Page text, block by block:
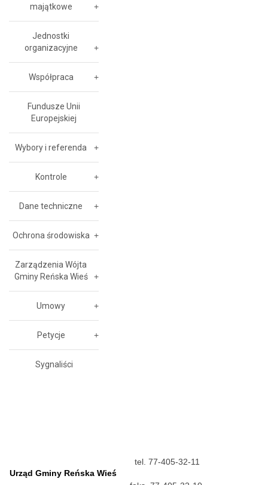
majątkowe
Jednostki
organizacyjne
Współpraca
Fundusze Unii
Europejskiej
Wybory i referenda
Kontrole
Dane techniczne
Ochrona środowiska
Zarządzenia Wójta
Gminy Reńska Wieś
Umowy
Petycje
Sygnaliści
Urząd Gminy Reńska Wieś
tel. 77-405-32-11